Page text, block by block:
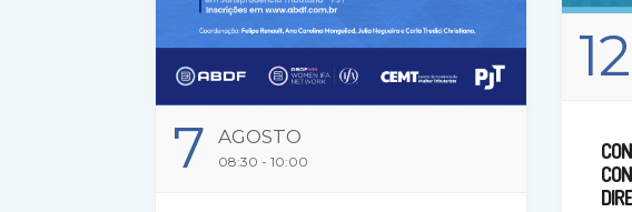
7 AGOSTO
08:30 - 10:00
12